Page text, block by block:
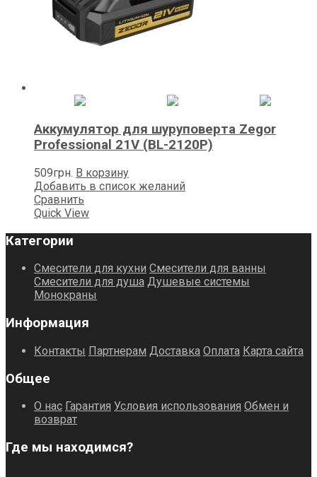
Аккумулятор для шуруповерта Zegor
Professional 21V (BL-2120P)
509грн. В корзину
Добавить в список желаний
Сравнить
Quick View
Категории
Смесители для кухни Смесители для ванны
Смесители для душа Душевые системы
Монокраны
Информация
Контакты Партнерам Доставка Оплата Карта сайта
Общее
О нас Гарантия Условия использования Обмен и
возврат
Где мы находимся?